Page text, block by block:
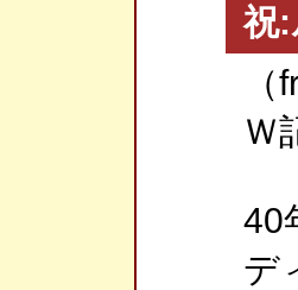
祝:
Ｗ
40
デ